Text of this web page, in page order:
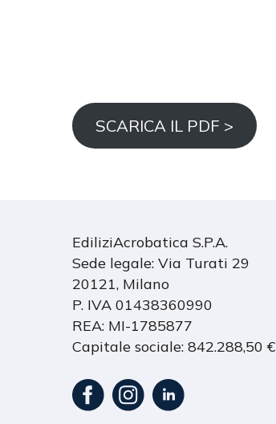
SCARICA IL PDF >
EdiliziAcrobatica S.P.A.
Sede legale: Via Turati 29
20121, Milano
P. IVA 01438360990
REA: MI-1785877
Capitale sociale: 842.288,50 €